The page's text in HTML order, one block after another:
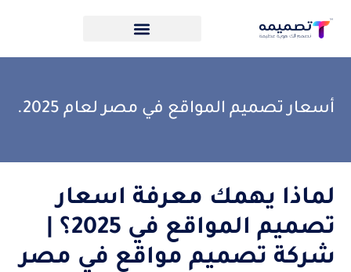
أسعار تصميم المواقع في مصر لعام 2025.
لماذا يهمك معرفة اسعار
تصميم المواقع في 2025؟ |
شركة تصميم مواقع في مصر